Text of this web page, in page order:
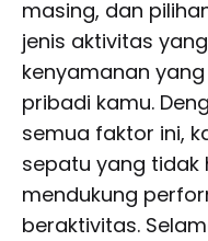
masing, dan
jenis aktivitas
kenyamanan
pribadi kamu.
semua faktor ini,
sepatu yang
mendukung
beraktivitas.